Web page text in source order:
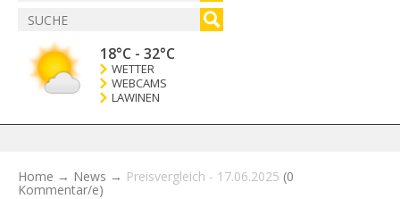
18°C - 32°C
WETTER
WEBCAMS
LAWINEN
Home → News → Preisvergleich - 17.06.2025 (0
Kommentar/e)